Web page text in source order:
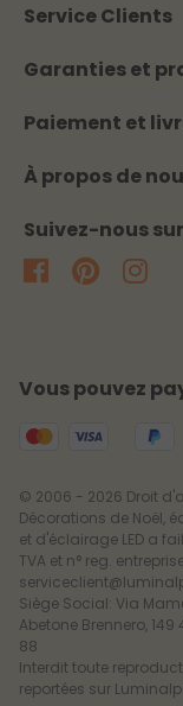
Service Clients
Garanties et
Paiement et
À propos de
Suivez-nous
Vous pouvez
© 2006 - 2026 Droit
Décorations de Noël,
et d'éclairage LED a
TVA et n° reg.
Siège Social: Via
Abetone Brennero,
88
Interdit toute
reportées sur